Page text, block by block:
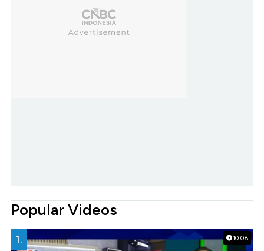
Popular Videos
10:08
1.